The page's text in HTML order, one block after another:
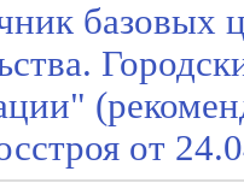
базовых
от